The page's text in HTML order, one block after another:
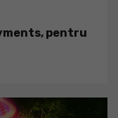
pentru